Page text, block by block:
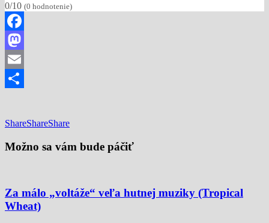
0/10 (0 hodnotenie)
Facebook
Mastodon
Email
ShareShareShare
Možno sa vám bude páčiť
Za málo „voltáže“ veľa hutnej muziky (Tropical
Wheat)